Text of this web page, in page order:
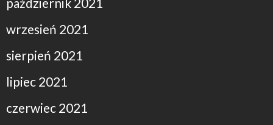
wrzesień 2021
sierpień 2021
lipiec 2021
czerwiec 2021